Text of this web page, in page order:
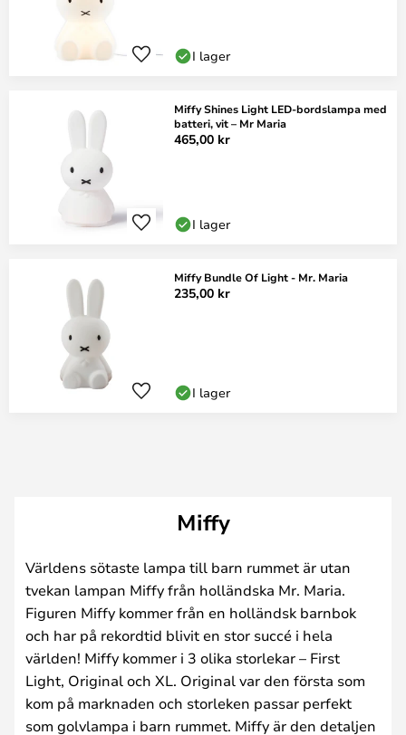
I lager
Miffy Shines Light LED-bordslampa med
batteri, vit – Mr Maria
465,00 kr
I lager
Miffy Bundle Of Light - Mr. Maria
235,00 kr
I lager
Miffy
Världens sötaste lampa till barn rummet är utan
tvekan lampan Miffy från holländska Mr. Maria.
Figuren Miffy kommer från en holländsk barnbok
och har på rekordtid blivit en stor succé i hela
världen! Miffy kommer i 3 olika storlekar – First
Light, Original och XL. Original var den första som
kom på marknaden och storleken passar perfekt
som golvlampa i barn rummet. Miffy är den detaljen